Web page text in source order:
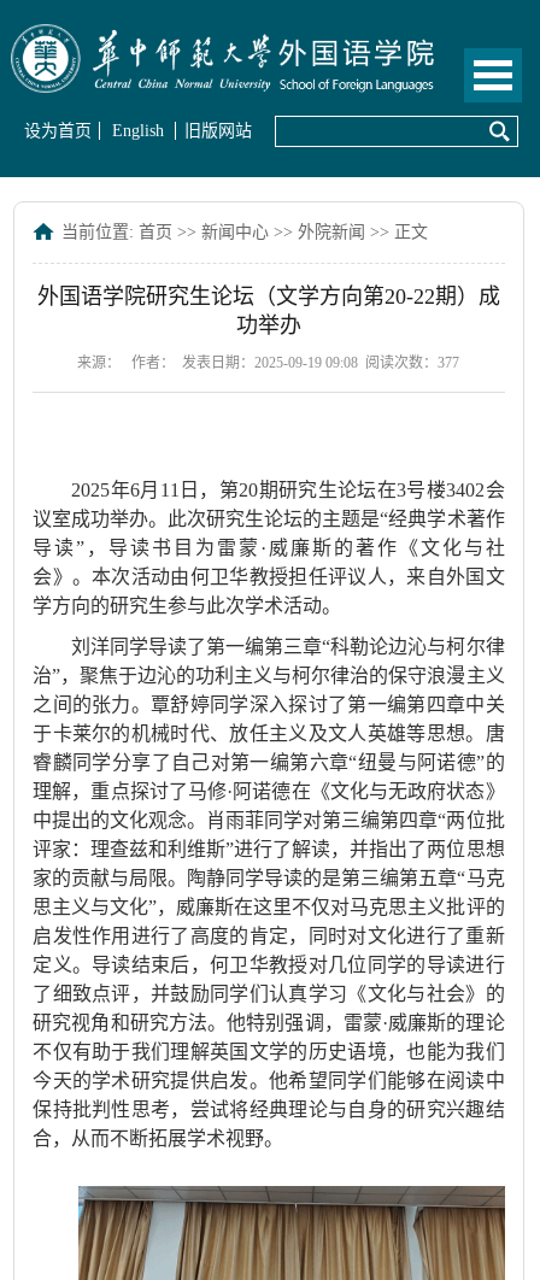
设为首页 English 旧版网站
当前位置:首页 >>新闻中心 >>外院新闻 >> 正文
外国语学院研究生论坛（文学方向第20-22期）成
功举办
来源： 作者： 发表日期：2025-09-19 09:08 阅读次数：377
2025年6月11日， 第20期研究生论坛在3号楼3402会
议室成功举办。 此次研究生论坛的主题是“经典学术著作
导读”，导读书目为雷蒙·威廉斯的著作《文化与社
会》。本次活动由何卫华教授担任评议人 ， 来自外国文
学方向的研究生参与此次学术活动。
刘洋同学导读了第一编第三章“科勒论边沁与柯尔律
治”，聚焦于边沁的功利主义与柯尔律治的保守浪漫主义
之间的张力。覃舒婷同学深入探讨了第一编第四章中关
于卡莱尔的机械时代、放任主义及文人英雄等思想。唐
睿麟同学分享了自己对第一编第六章“纽曼与阿诺德”的
理解，重点探讨了马修·阿诺德在《文化与无政府状态》
中提出的文化观念。肖雨菲同学对第三编第四章“两位批
评家：理查兹和利维斯”进行了解读，并指出了两位思想
家的贡献与局限。陶静同学导读的是第三编第五章“马克
思主义与文化”，威廉斯在这里不仅对马克思主义批评的
启发性作用 进行了高度的肯定， 同时对文化进行了重新
定义。导读结束后，何卫华教授对几位 同学的导读进行
了细致点评，并鼓励同学们认真学习 《文化与社会》的
研究视角和研究方法。他特别强调，雷蒙·威廉斯的理论
不仅有助于我们理解英国文学的历史语境，也能为我们
今天的学术研究提供启发。他希望同学们能够在阅读中
保持批判性思考，尝试将经典理论与自身的研究兴趣结
合，从而不断拓展学术视野。